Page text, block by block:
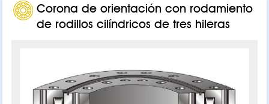
Corona de orientación con rodamiento
de rodillos cilíndricos de tres hileras